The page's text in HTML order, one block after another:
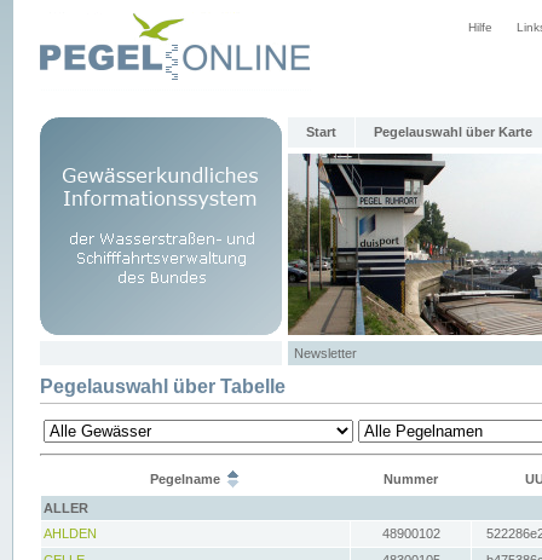
Hilfe
Start Pegelauswahl über Karte
Newsletter
Pegelauswahl über Tabelle
Pegelname Nummer
ALLER
AHLDEN
48900102